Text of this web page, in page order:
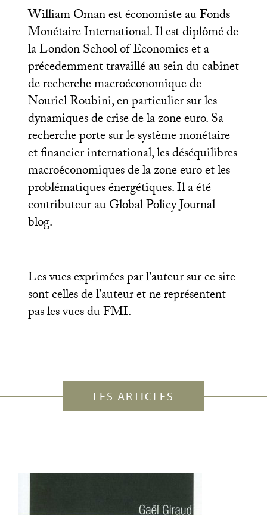
William Oman est économiste au Fonds
Monétaire International. Il est diplômé de
la London School of Economics et a
précedemment travaillé au sein du cabinet
de recherche macroéconomique de
Nouriel Roubini, en particulier sur les
dynamiques de crise de la zone euro. Sa
recherche porte sur le système monétaire
et financier international, les déséquilibres
macroéconomiques de la zone euro et les
problématiques énergétiques. Il a été
contributeur au Global Policy Journal
blog.
Les vues exprimées par l’auteur sur ce site
sont celles de l’auteur et ne représentent
pas les vues duFMI.
LES ARTICLES